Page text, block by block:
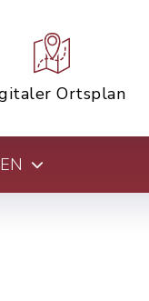
Ortsplan